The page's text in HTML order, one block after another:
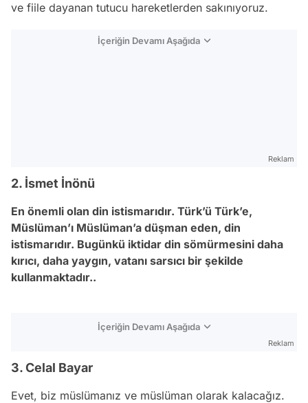
ve fiile dayanan tutucu hareketlerden sakınıyoruz.
İçeriğin Devamı Aşağıda
Reklam
2. İsmet İnönü
En önemli olan din istismarıdır. Türk’ü Türk’e,
Müslüman’ı Müslüman’a düşman eden, din
istismarıdır. Bugünkü iktidar din sömürmesini daha
kırıcı, daha yaygın, vatanı sarsıcı bir şekilde
kullanmaktadır..
İçeriğin Devamı Aşağıda
Reklam
3. Celal Bayar
Evet, biz müslümanız ve müslüman olarak kalacağız.